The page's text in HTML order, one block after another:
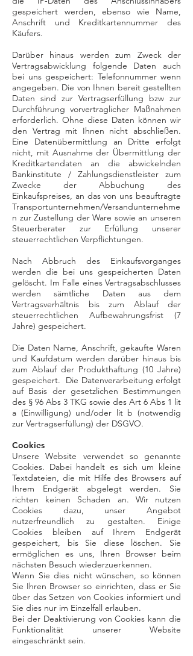
gespeichert werden, ebenso wie Name,
Anschrift und Kreditkartennummer des
Käufers.
Darüber hinaus werden zum Zweck der
Vertragsabwicklung folgende Daten auch
bei uns gespeichert: Telefonnummer wenn
angegeben. Die von Ihnen bereit gestellten
Daten sind zur Vertragserfüllung bzw zur
Durchführung vorvertraglicher Maßnahmen
erforderlich. Ohne diese Daten können wir
den Vertrag mit Ihnen nicht abschließen.
Eine Datenübermittlung an Dritte erfolgt
nicht, mit Ausnahme der Übermittlung der
Kreditkartendaten an die abwickelnden
Bankinstitute / Zahlungsdienstleister zum
Zwecke der Abbuchung des
Einkaufspreises, an das von uns beauftragte
Transportunternehmen/Versandunternehme
n zur Zustellung der Ware sowie an unseren
Steuerberater zur Erfüllung unserer
steuerrechtlichen Verpflichtungen.
Nach Abbruch des Einkaufsvorganges
werden die bei uns gespeicherten Daten
gelöscht. Im Falle eines Vertragsabschlusses
werden sämtliche Daten aus dem
Vertragsverhältnis bis zum Ablauf der
steuerrechtlichen Aufbewahrungsfrist (7
Jahre) gespeichert.
Die Daten Name, Anschrift, gekaufte Waren
und Kaufdatum werden darüber hinaus bis
zum Ablauf der Produkthaftung (10 Jahre)
gespeichert. Die Datenverarbeitung erfolgt
auf Basis der gesetzlichen Bestimmungen
des § 96 Abs 3 TKG sowie des Art 6 Abs 1 lit
a (Einwilligung) und/oder lit b (notwendig
zur Vertragserfüllung) der DSGVO.
Cookies
Unsere Website verwendet so genannte
Cookies. Dabei handelt es sich um kleine
Textdateien, die mit Hilfe des Browsers auf
Ihrem Endgerät abgelegt werden. Sie
richten keinen Schaden an. Wir nutzen
Cookies dazu, unser Angebot
nutzerfreundlich zu gestalten. Einige
Cookies bleiben auf Ihrem Endgerät
gespeichert, bis Sie diese löschen. Sie
ermöglichen es uns, Ihren Browser beim
nächsten Besuch wiederzuerkennen.
Wenn Sie dies nicht wünschen, so können
Sie Ihren Browser so einrichten, dass er Sie
über das Setzen von Cookies informiert und
Sie dies nur im Einzelfall erlauben.
Bei der Deaktivierung von Cookies kann die
Funktionalität unserer Website
eingeschränkt sein.